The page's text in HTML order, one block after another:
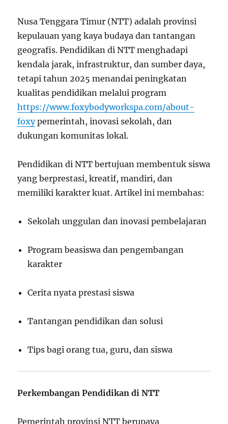
Nusa Tenggara Timur (NTT) adalah provinsi
kepulauan yang kaya budaya dan tantangan
geografis. Pendidikan di NTT menghadapi
kendala jarak, infrastruktur, dan sumber daya,
tetapi tahun 2025 menandai peningkatan
kualitas pendidikan melalui program
https://www.foxybodyworkspa.com/about-
foxypemerintah, inovasi sekolah, dan
dukungan komunitas lokal.
Pendidikan di NTT bertujuan membentuk siswa
yang berprestasi, kreatif, mandiri, dan
memiliki karakter kuat. Artikel ini membahas:
Sekolah unggulan dan inovasi pembelajaran
Program beasiswa dan pengembangan
karakter
Cerita nyata prestasi siswa
Tantangan pendidikan dan solusi
Tips bagi orang tua, guru, dan siswa
Perkembangan Pendidikan di NTT
Pemerintah provinsi NTT berupaya